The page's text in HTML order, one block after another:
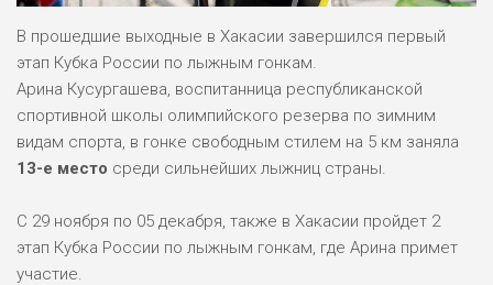
Противодействие коррупции
Нормативно-правовые акты в области борьбы с
коррупцией
Методические материалы
Обратная связь для сообщений о фактах коррупции
«Прямая линия» по вопросам антикоррупционного
Формы документов, связанных с противодействием
коррупции, для заполнения
В прошедшие выходные в Хакасии завершился первый
этап Кубка России по лыжным гонкам.
Арина Кусургашева, воспитанница республиканской
спортивной школы олимпийского резерва по зимним
видам спорта, в гонке свободным стилем на 5 км заняла
13-е место среди сильнейших лыжниц страны.
С 29 ноября по 05 декабря, также в Хакасии пройдет 2
этап Кубка России по лыжным гонкам, где Арина примет
участие.